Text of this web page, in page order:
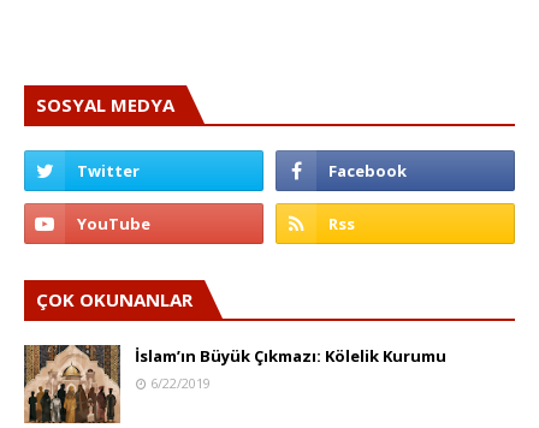
SOSYAL MEDYA
ÇOK OKUNANLAR
İslam’ın Büyük Çıkmazı: Kölelik Kurumu
6/22/2019